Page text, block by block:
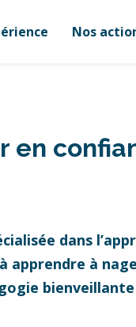
Nos
en
dans
à